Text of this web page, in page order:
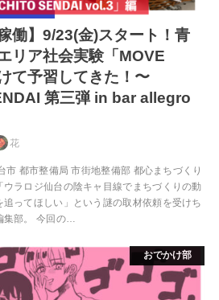
働】9/23(金)スタート！青
リア社会実験「MOVE
て予習してきた！〜
第三弾 in bar allegro
花
市 都市整備局 市街地整備部 都心まちづくり
ラロジ仙台の陰キャ目線でまちづくりの動
追ってほしい」という謎の取材依頼を受けち
集部。 今回の…
おでかけ部